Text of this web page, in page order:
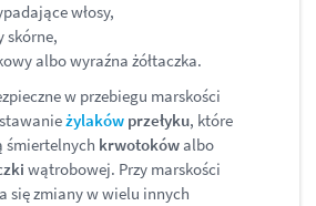
włosy,
skórne,
albo wyraźna żółtaczka.
w przebiegu marskości
żylaków przełyku, które
śmiertelnych krwotokówalbo
wątrobowej. Przy marskości
się zmiany w wielu innych